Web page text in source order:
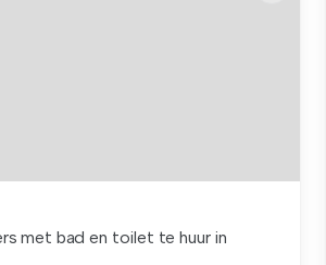
met bad en toilet te huur in